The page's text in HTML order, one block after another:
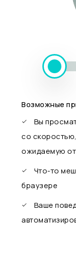
Возможные
Вы
со
ожидаемую от
Что-то
браузере
Ваше